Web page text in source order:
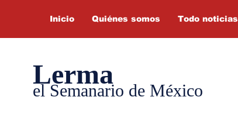
Inicio Quiénes somos Todo noticias
Lerma
el Semanario de México